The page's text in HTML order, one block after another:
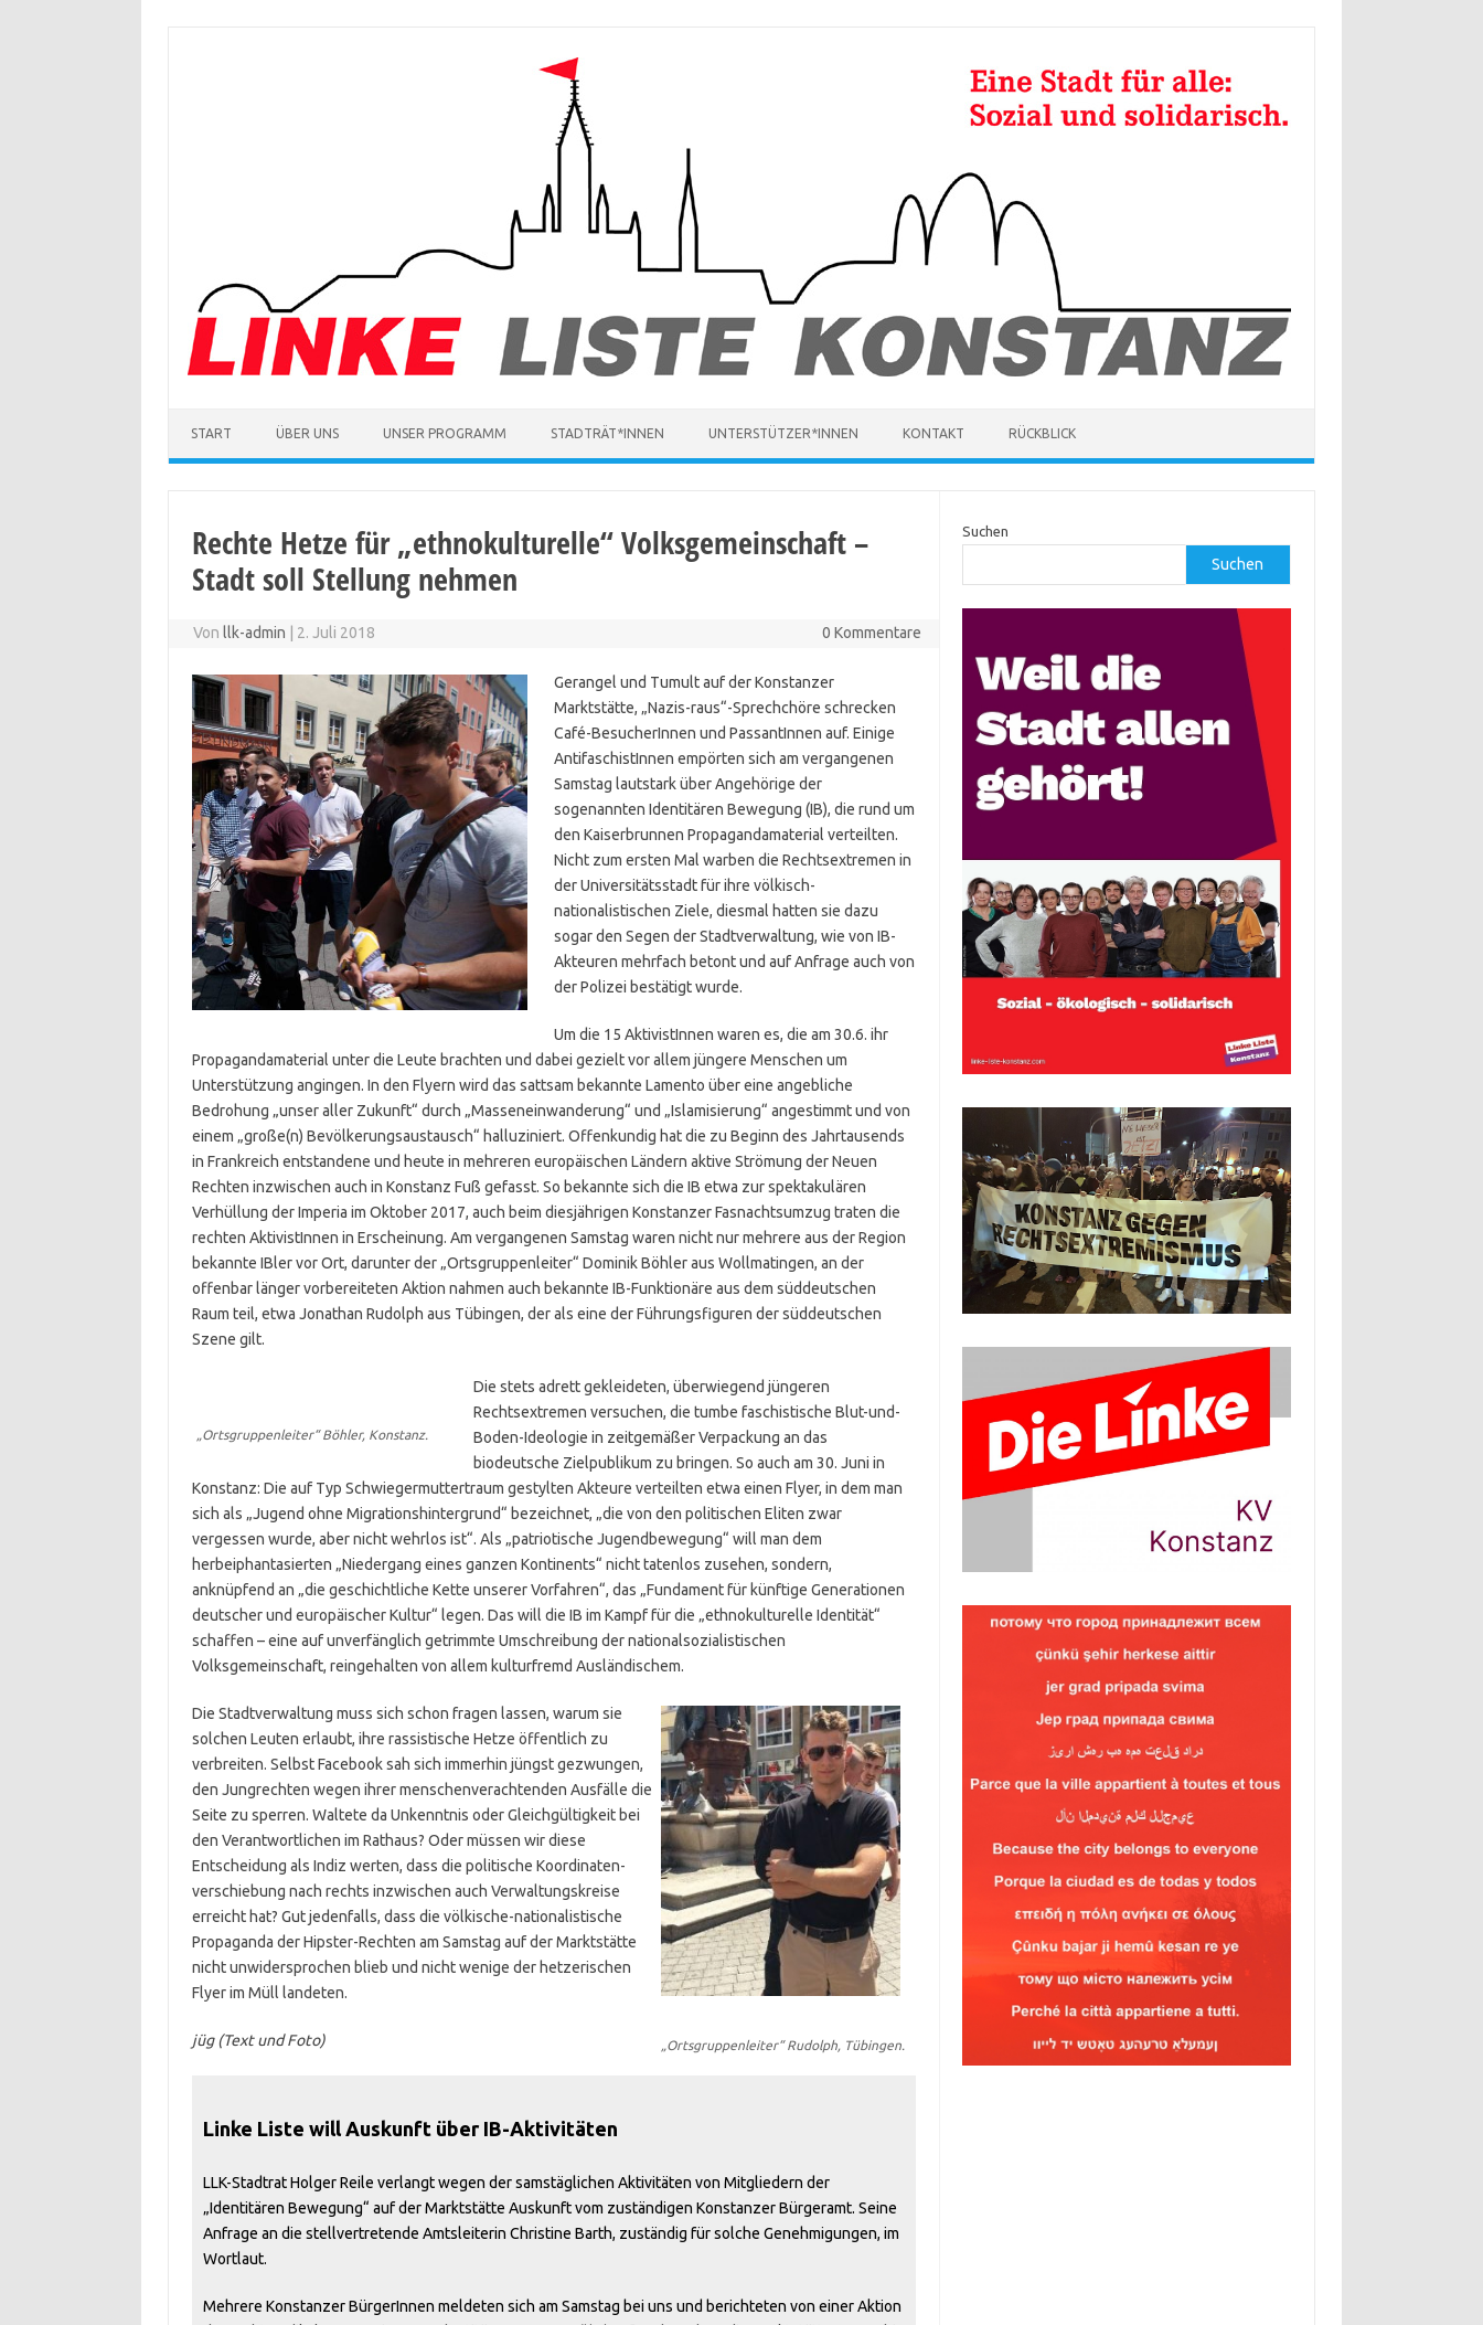
START ÜBER UNS UNSER PROGRAMM STADTRÄT*INNEN UNTERSTÜTZER*INNEN KONTAKT RÜCKBLICK
Rechte Hetze für „ethnokulturelle“ Volksgemeinschaft –
Stadt soll Stellung nehmen
Von llk-admin 2. Juli 2018 0 Kommentare
Gerangel und Tumult auf der Konstanzer
Marktstätte, „Nazis-raus“-Sprechchöre schrecken
Café-BesucherInnen und Pas­santInnen auf. Einige
AntifaschistInnen empörten sich am vergangenen
Samstag lautstark über Angehörige der
sogenannten Identitären Bewegung (IB), die rund um
den Kaiserbrunnen Propagandamaterial ver­teil­ten.
Nicht zum ersten Mal warben die Rechts­extremen in
der Universitätsstadt für ihre völkisch-
nationalistischen Ziele, diesmal hatten sie dazu
sogar den Segen der Stadt­ver­waltung, wie von IB-
Akteuren mehrfach betont und auf Anfrage auch von
der Polizei bestätigt wurde.
Um die 15 AktivistInnen waren es, die am 30.6. ihr
Propagandamaterial unter die Leute brachten und dabei gezielt vor allem jüngere Menschen um
Unterstützung angingen. In den Flyern wird das sattsam bekannte Lamento über eine angebliche
Bedrohung „unser aller Zukunft“ durch „Masseneinwanderung“ und „Islamisierung“ angestimmt und von
einem „große(n) Bevölkerungsaustausch“ halluziniert. Offenkundig hat die zu Beginn des Jahrtausends
in Frankreich entstandene und heute in mehreren europäischen Ländern aktive Strömung der Neuen
Rechten inzwischen auch in Konstanz Fuß gefasst. So bekannte sich die IB etwa zur spektakulären
Verhüllung der Imperia im Oktober 2017, auch beim diesjährigen Konstanzer Fasnachtsumzug traten die
rechten AktivistInnen in Erscheinung. Am vergangenen Samstag waren nicht nur mehrere aus der Region
bekannte IBler vor Ort, darunter der „Ortsgruppenleiter“ Dominik Böhler aus Wollmatingen, an der
offenbar länger vorbereiteten Aktion nahmen auch bekannte IB-Funktionäre aus dem süddeutschen
Raum teil, etwa Jonathan Rudolph aus Tübingen, der als eine der Führungsfiguren der süddeutschen
Szene gilt.
„Ortsgruppenleiter“ Böhler, Konstanz.
Die stets adrett gekleideten, überwiegend jüngeren
Rechtsextremen versuchen, die tumbe faschistische Blut-und-
Boden-Ideologie in zeitgemäßer Verpackung an das
biodeutsche Zielpublikum zu bringen. So auch am 30. Juni in
Konstanz: Die auf Typ Schwiegermuttertraum gestylten Akteure verteilten etwa einen Flyer, in dem man
sich als „Jugend ohne Migrationshintergrund“ bezeichnet, „die von den politischen Eliten zwar
vergessen wurde, aber nicht wehrlos ist“. Als „patriotische Jugendbewegung“ will man dem
herbeiphantasierten „Niedergang eines ganzen Kontinents“ nicht tatenlos zusehen, sondern,
anknüpfend an „die geschichtliche Kette unserer Vorfahren“, das „Fundament für künftige Generationen
deutscher und europäischer Kultur“ legen. Das will die IB im Kampf für die „ethnokulturelle Identität“
schaffen – eine auf unverfänglich getrimmte Umschreibung der nationalsozialistischen
Volksgemeinschaft, reingehalten von allem kulturfremd Ausländischem.
„Ortsgruppenleiter“ Rudolph, Tübingen.
Die Stadtverwaltung muss sich schon fragen lassen, warum sie
solchen Leuten erlaubt, ihre rassistische Hetze öffentlich zu
verbreiten. Selbst Facebook sah sich immerhin jüngst gezwungen,
den Jungrechten wegen ihrer menschenverachtenden Ausfälle die
Seite zu sperren. Waltete da Unkenntnis oder Gleichgültigkeit bei
den Verantwortlichen im Rathaus? Oder müssen wir diese
Entscheidung als Indiz werten, dass die politische Koordinaten­
verschiebung nach rechts inzwischen auch Verwaltungskreise
erreicht hat? Gut jedenfalls, dass die völkische-nationalistische
Propaganda der Hipster-Rechten am Samstag auf der Marktstätte
nicht unwidersprochen blieb und nicht wenige der hetzerischen
Flyer im Müll landeten.
jüg (Text und Foto)
Linke Liste will Auskunft über IB-Aktivitäten
LLK-Stadtrat Holger Reile verlangt wegen der samstäglichen Aktivitäten von Mitgliedern der
„Identitären Bewegung“ auf der Marktstätte Auskunft vom zuständigen Konstanzer Bürgeramt. Seine
Anfrage an die stellvertretende Amtsleiterin Christine Barth, zuständig für solche Genehmigungen, im
Wortlaut.
Mehrere Konstanzer BürgerInnen meldeten sich am Samstag bei uns und berichteten von einer Aktion
Suchen
Suchen